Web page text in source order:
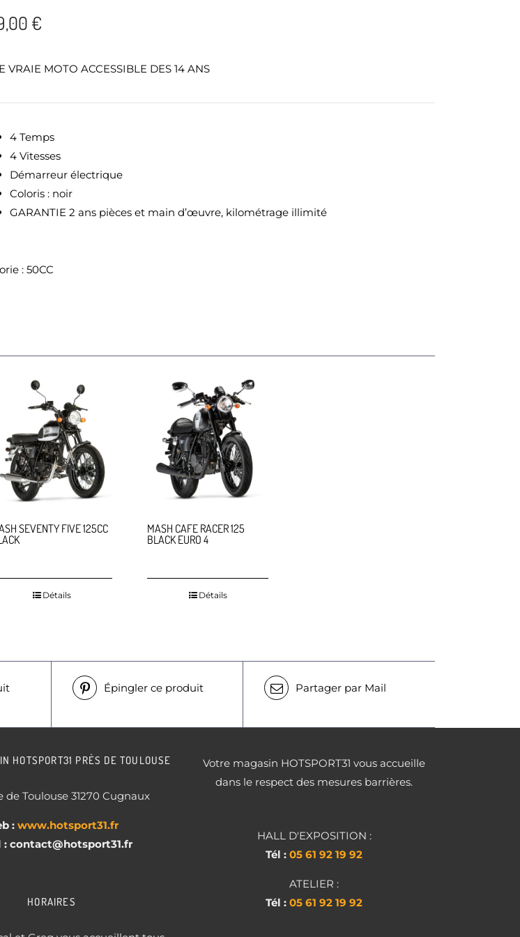
€
VRAIE MOTO ACCESSIBLE DES 14 ANS
4 Temps
4 Vitesses
Démarreur électrique
Coloris : noir
GARANTIE 2 ans pièces et main d’œuvre, kilométrage illimité
: 50CC
SEVENTY FIVE 125CC
Détails
MASH CAFE RACER 125
BLACK EURO 4
Détails
Épingler ce produit Partager par Mail
HOTSPORT31 PRÈS DE TOULOUSE
de Toulouse 31270 Cugnaux
: www.hotsport31.fr
: contact@hotsport31.fr
HORAIRES
Votre magasin HOTSPORT31 vous accueille
dans le respect des mesures barrières.
HALL D'EXPOSITION :
Tél :05 61 92 19 92
ATELIER :
Tél :05 61 92 19 92